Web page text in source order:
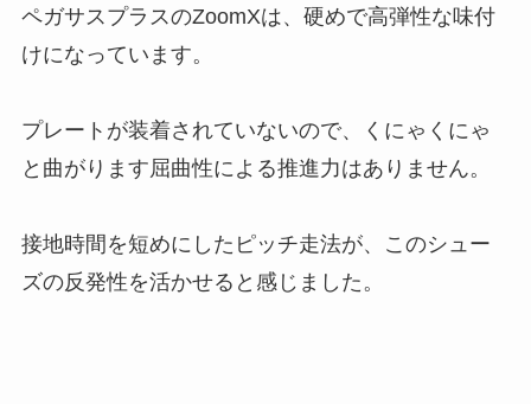
ペガサスプラスのZoomXは、硬めで高弾性な味付
けになっています。
プレートが装着されていないので、くにゃくにゃ
と曲がります屈曲性による推進力はありません。
接地時間を短めにしたピッチ走法が、このシュー
ズの反発性を活かせると感じました。